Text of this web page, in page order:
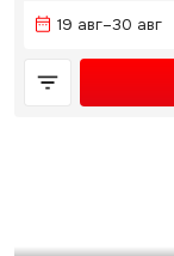
19 авг–30 авг